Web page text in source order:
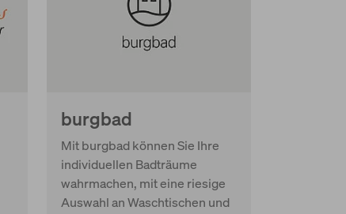
burgbad
Mit burgbad können Sie Ihre
individuellen Badträume
wahrmachen, mit eine riesige
Auswahl an Waschtischen und